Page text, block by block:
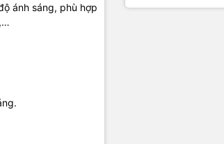
ánh sáng, phù hợp